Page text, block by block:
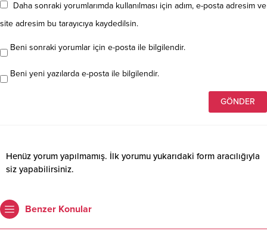
Daha sonraki yorumlarımda kullanılması için adım, e-posta adresim ve
site adresim bu tarayıcıya kaydedilsin.
Beni sonraki yorumlar için e-posta ile bilgilendir.
Beni yeni yazılarda e-posta ile bilgilendir.
Henüz yorum yapılmamış. İlk yorumu yukarıdaki form aracılığıyla
siz yapabilirsiniz.
Benzer Konular